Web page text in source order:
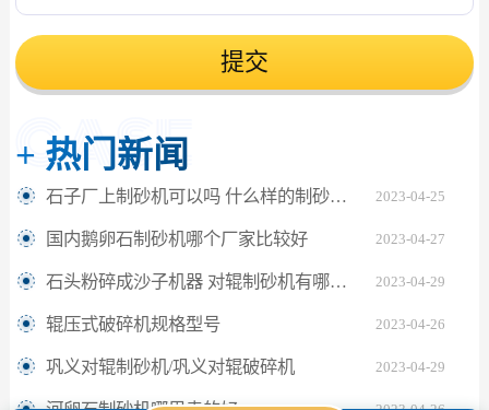
提交
+ 热门新闻
2023-04-25
石子厂上制砂机可以吗 什么样的制砂机成砂率高
2023-04-27
国内鹅卵石制砂机哪个厂家比较好
2023-04-29
石头粉碎成沙子机器 对辊制砂机有哪些型号
2023-04-26
辊压式破碎机规格型号
2023-04-29
巩义对辊制砂机/巩义对辊破碎机